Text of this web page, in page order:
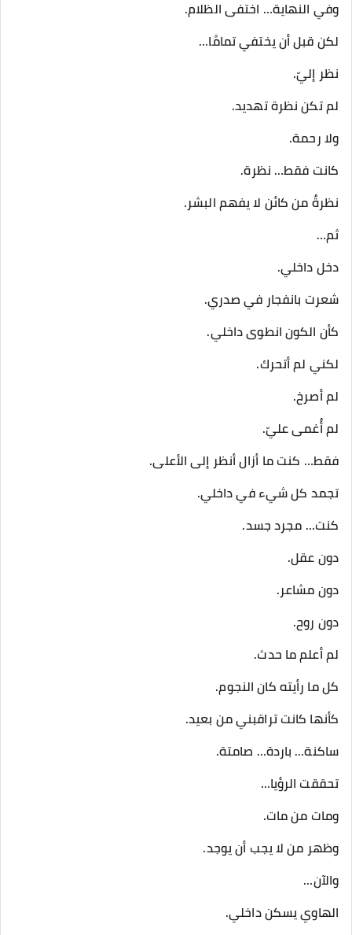
وفي النهاية… اختفى الظلام.
لكن قبل أن يختفي تمامًا…
نظر إليّ.
لم تكن نظرة تهديد.
ولا رحمة.
كانت فقط… نظرة.
نظرةٌ من كائن لا يفهم البشر.
ثم…
دخل داخلي.
شعرت بانفجار في صدري.
كأن الكون انطوى داخلي.
لكني لم أتحرك.
لم أصرخ.
لم أُغمى عليّ.
فقط… كنت ما أزال أنظر إلى الأعلى.
تجمد كل شيء في داخلي.
كنت… مجرد جسد.
دون عقل.
دون مشاعر.
دون روح.
لم أعلم ما حدث.
كل ما رأيته كان النجوم.
كأنها كانت تراقبني من بعيد.
ساكنة… باردة… صامتة.
تحققت الرؤيا…
ومات من مات.
وظهر من لا يجب أن يوجد.
والآن…
الهاوي يسكن داخلي.